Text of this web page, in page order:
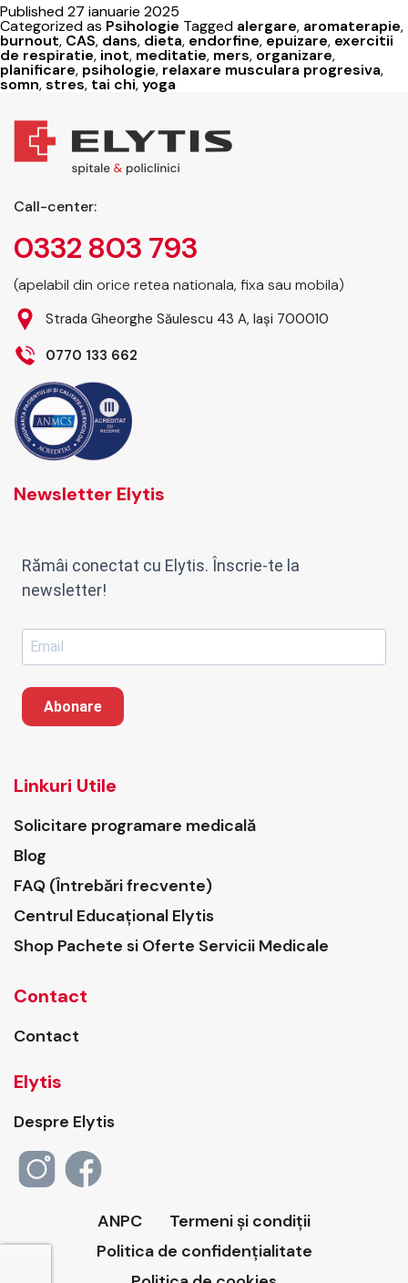
pentru
a
gestiona
Published27 ianuarie 2025
Categorized as Psihologie Tagged alergare, aromaterapie,
burnout, CAS, dans, dieta, endorfine,epuizare, exercitii
de respiratie, inot, meditatie, mers, organizare,
planificare, psihologie, relaxare musculara progresiva,
somn,stres, tai chi,yoga
Call-center:
0332 803 793
(apelabil din orice retea nationala, fixa sau mobila)
Strada Gheorghe Săulescu 43 A, Iași 700010
0770 133 662
Newsletter Elytis
Rămâi conectat cu Elytis. Înscrie-te la
newsletter!
Abonare
Linkuri Utile
Solicitare programare medicală
Blog
FAQ (Întrebări frecvente)
Centrul Educațional Elytis
Shop Pachete si Oferte Servicii Medicale
Contact
Contact
Elytis
Despre Elytis
ANPC
Termeni și condiții
Politica de confidențialitate